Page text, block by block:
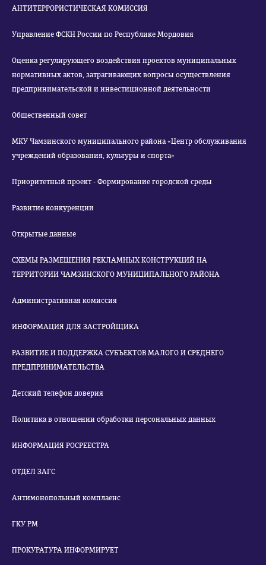
АНТИТЕРРОРИСТИЧЕСКАЯ КОМИССИЯ
Управление ФСКН России по Республике Мордовия
Оценка регулирующего воздействия проектов муниципальных
нормативных актов, затрагивающих вопросы осуществления
предпринимательской и инвестиционной деятельности
Общественный совет
МКУ Чамзинского муниципального района «Центр обслуживания
учреждений образования, культуры и спорта»
Приоритетный проект - Формирование городской среды
Развитие конкуренции
Открытые данные
СХЕМЫ РАЗМЕЩЕНИЯ РЕКЛАМНЫХ КОНСТРУКЦИЙ НА
ТЕРРИТОРИИ ЧАМЗИНСКОГО МУНИЦИПАЛЬНОГО РАЙОНА
Административная комиссия
ИНФОРМАЦИЯ ДЛЯ ЗАСТРОЙЩИКА
РАЗВИТИЕ И ПОДДЕРЖКА СУБЪЕКТОВ МАЛОГО И СРЕДНЕГО
ПРЕДПРИНИМАТЕЛЬСТВА
Детский телефон доверия
Политика в отношении обработки персональных данных
ИНФОРМАЦИЯ РОСРЕЕСТРА
ОТДЕЛ ЗАГС
Антимонопольный комплаенс
ГКУ РМ
ПРОКУРАТУРА ИНФОРМИРУЕТ